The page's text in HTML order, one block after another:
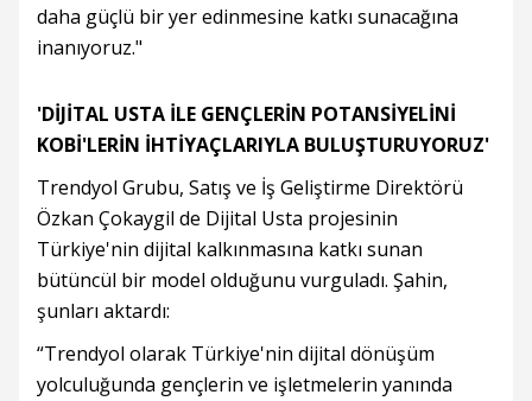
daha güçlü bir yer edinmesine katkı sunacağına
inanıyoruz."
'DİJİTAL USTA İLE GENÇLERİN POTANSİYELİNİ
KOBİ'LERİN İHTİYAÇLARIYLA BULUŞTURUYORUZ'
Trendyol Grubu, Satış ve İş Geliştirme Direktörü
Özkan Çokaygil de Dijital Usta projesinin
Türkiye'nin dijital kalkınmasına katkı sunan
bütüncül bir model olduğunu vurguladı. Şahin,
şunları aktardı:
“Trendyol olarak Türkiye'nin dijital dönüşüm
yolculuğunda gençlerin ve işletmelerin yanında